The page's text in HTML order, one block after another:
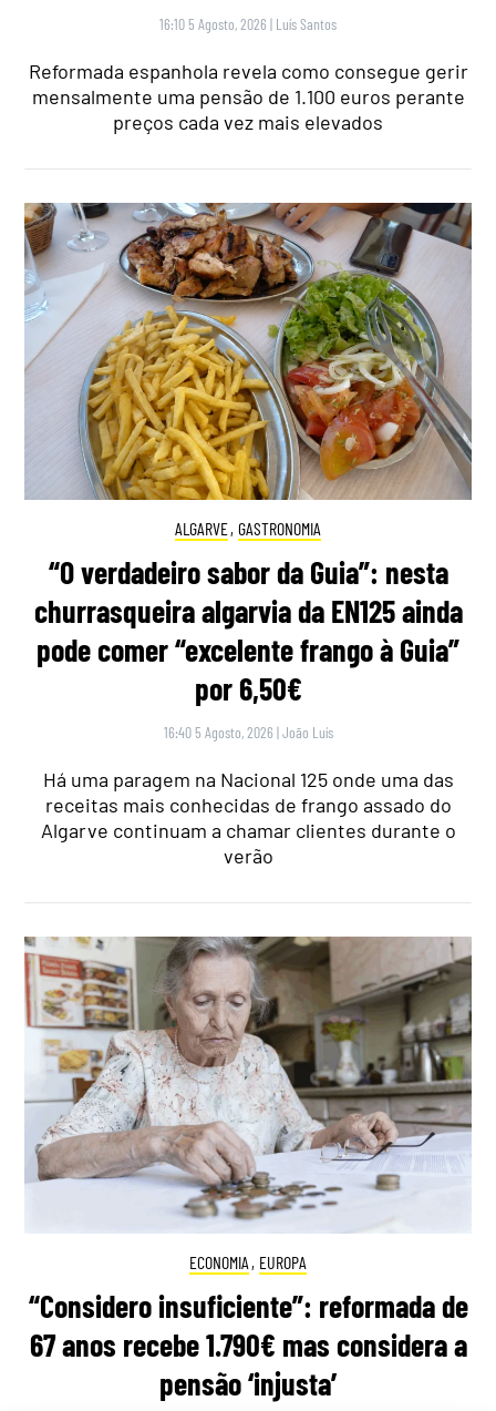
16:10 5 Agosto, 2026 | Luís Santos
Reformada espanhola revela como consegue gerir
mensalmente uma pensão de 1.100 euros perante
preços cada vez mais elevados
ALGARVE, GASTRONOMIA
“O verdadeiro sabor da Guia”: nesta
churrasqueira algarvia da EN125 ainda
pode comer “excelente frango à Guia”
por 6,50€
16:40 5 Agosto, 2026 |João Luís
Há uma paragem na Nacional 125 onde uma das
receitas mais conhecidas de frango assado do
Algarve continuam a chamar clientes durante o
verão
ECONOMIA , EUROPA
“Considero insuficiente”: reformada de
67 anos recebe 1.790€ mas considera a
pensão ‘injusta’